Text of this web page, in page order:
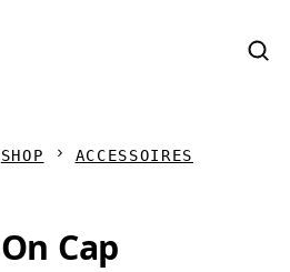
SHOP ACCESSOIRES
On Cap